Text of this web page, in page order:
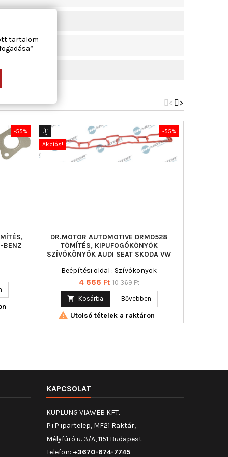
>
<
-55%
BENZ
-55%
Új
Akciós!
DR.MOTOR AUTOMOTIVE DRM0528
TÖMÍTÉS, KIPUFOGÓKÖNYÖK
SZÍVÓKÖNYÖK AUDI SEAT SKODA VW
Beépítési oldal : Szívókönyök
Ár
4 666 Ft Normál
10 369 Ft
 Kosárba Bővebben
 Utolsó tételek a raktáron
KAPCSOLAT
KUPLUNG VIAWEB KFT.
P+P ipartelep, MF21 Raktár,
Mélyfúró u. 3/A, 1151 Budapest
Telefon: +3670-674-7745
tartalom